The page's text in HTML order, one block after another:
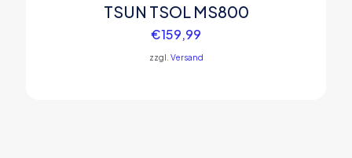
TSUN TSOL MS800
€159,99
zzgl. Versand